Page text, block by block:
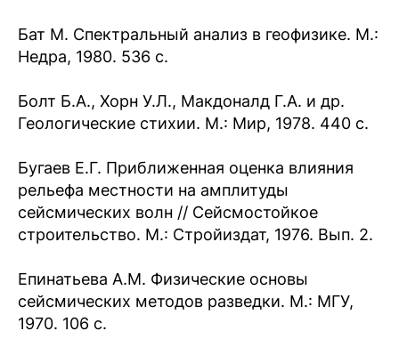
Бат М. Спектральный анализ в геофизике. М.:
Недра, 1980. 536 с.
Болт Б.А., Хорн У.Л., Макдоналд Г.А. и др.
Геологические стихии. М.: Мир, 1978. 440 с.
Бугаев Е.Г. Приближенная оценка влияния
рельефа местности на амплитуды
сейсмических волн // Сейсмостойкое
строительство. М.: Стройиздат, 1976. Вып. 2.
Епинатьева А.М. Физические основы
сейсмических методов разведки. М.: МГУ,
1970. 106 с.